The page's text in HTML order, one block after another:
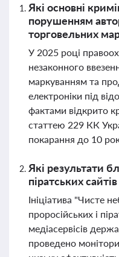
Які основні
порушенням
торговельних
У 2025 році
незаконного
маркуванням та
електроніки під
фактами відкрито
статтею 229 КК
покарання до 10
Які результати
піратських
Ініціатива "Чисте
проросійських і
медіасервісів
проведено